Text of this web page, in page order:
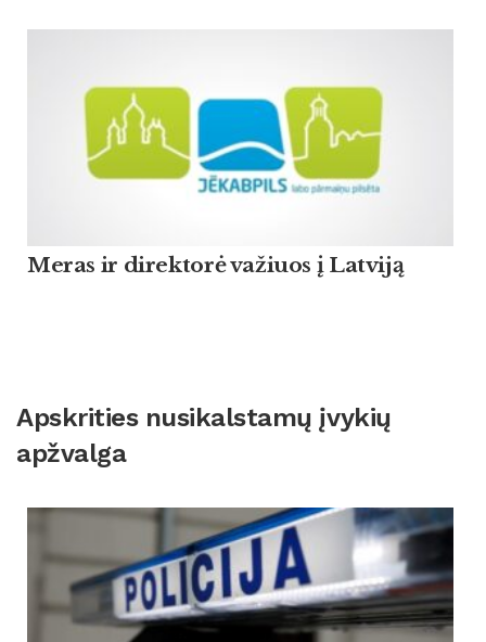
Meras ir direktorė važiuos į Latviją
Apskrities nusikalstamų įvykių
apžvalga